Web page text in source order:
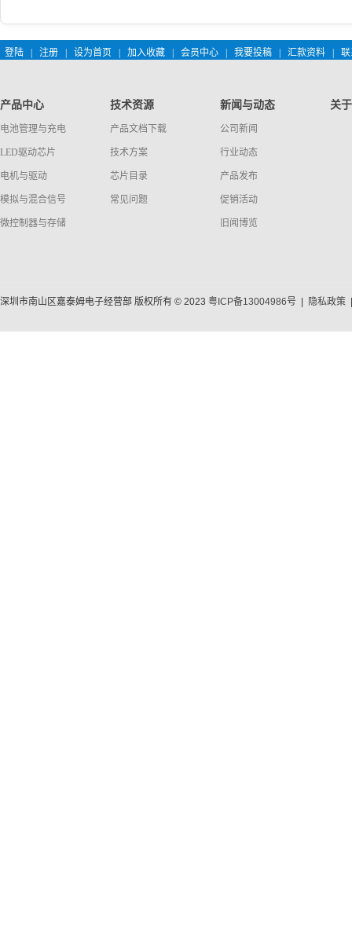
登陆 | 注册 | 设为首页 | 加入收藏 | 会员中心 | 我要投稿 | 汇款资料 |
产品中心
电池管理与充电
LED驱动芯片
电机与驱动
模拟与混合信号
微控制器与存储
技术资源
产品文档下载
技术方案
芯片目录
常见问题
新闻与动态
公司新闻
行业动态
产品发布
促销活动
旧闻博览
关
深圳市南山区嘉泰姆电子经营部 版权所有 © 2023 粤ICP备13004986号 | 隐私政策